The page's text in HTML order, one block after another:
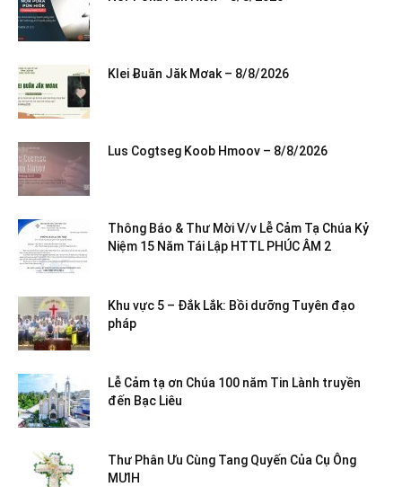
Klei Ƀuăn Jăk Mơak – 8/8/2026
Lus Cogtseg Koob Hmoov – 8/8/2026
Thông Báo & Thư Mời V/v Lễ Cảm Tạ Chúa Kỷ
Niệm 15 Năm Tái Lập HTTL PHÚC ÂM 2
Khu vực 5 – Đắk Lắk: Bồi dưỡng Tuyên đạo
pháp
Lễ Cảm tạ ơn Chúa 100 năm Tin Lành truyền
đến Bạc Liêu
Thư Phân Ưu Cùng Tang Quyến Của Cụ Ông
MƯIH